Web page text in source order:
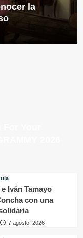
la
Iván Tamayo
con una
7 agosto, 2026